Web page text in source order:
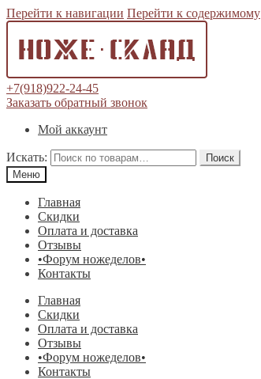
Перейти к навигации Перейти к содержимому
+7(918)922-24-45
Заказать обратный звонок
Мой аккаунт
Искать:
Поиск
Меню
Главная
Скидки
Оплата и доставка
Отзывы
•Форум ножеделов•
Контакты
Главная
Скидки
Оплата и доставка
Отзывы
•Форум ножеделов•
Контакты